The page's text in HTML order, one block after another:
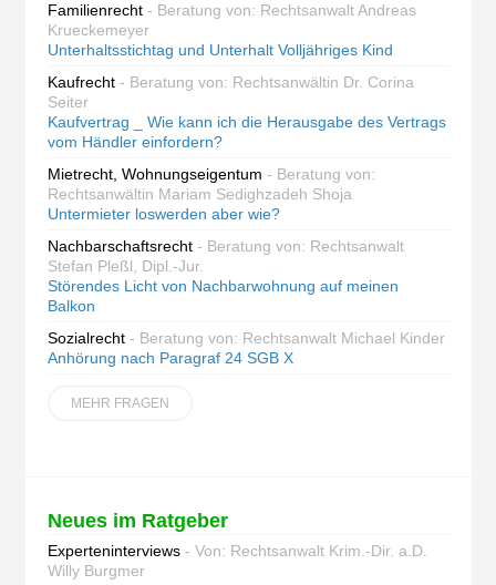
Familienrecht - Beratung von: Rechtsanwalt Andreas
Krueckemeyer
Unterhaltsstichtag und Unterhalt Volljähriges Kind
Kaufrecht - Beratung von: Rechtsanwältin Dr. Corina
Seiter
Kaufvertrag _ Wie kann ich die Herausgabe des Vertrags
vom Händler einfordern?
Mietrecht, Wohnungseigentum - Beratung von:
Rechtsanwältin Mariam Sedighzadeh Shoja
Untermieter loswerden aber wie?
Nachbarschaftsrecht - Beratung von: Rechtsanwalt
Stefan Pleßl, Dipl.-Jur.
Störendes Licht von Nachbarwohnung auf meinen
Balkon
Sozialrecht - Beratung von: Rechtsanwalt Michael Kinder
Anhörung nach Paragraf 24 SGB X
MEHR FRAGEN
Neues im Ratgeber
Experteninterviews - Von: Rechtsanwalt Krim.-Dir. a.D.
Willy Burgmer